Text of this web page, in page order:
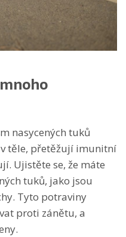
nasycených tuků
těle, přetěžují imunitní
Ujistěte se, že máte
tuků, jako jsou
Tyto potraviny
proti zánětu, a